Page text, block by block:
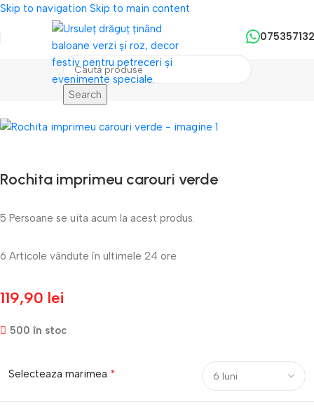
Skip to navigation Skip to main content
Search
Imbracaminte Fete
Rochita imprimeu carouri verde
5 Persoane se uita acum la acest produs.
6 Articole vândute în ultimele 24 ore
119,90 lei
500 în stoc
Selecteaza marimea *